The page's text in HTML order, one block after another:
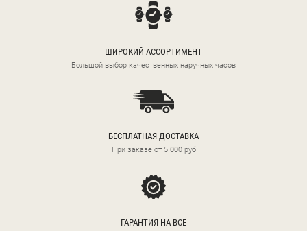
ШИРОКИЙ АССОРТИМЕНТ
Большой выбор качественных наручных часов
БЕСПЛАТНАЯ ДОСТАВКА
При заказе от 5 000 руб
ГАРАНТИЯ НА ВСЕ